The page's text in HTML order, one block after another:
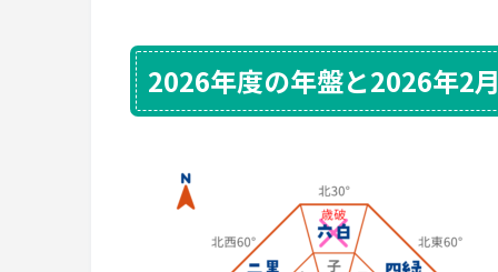
2026年度の年盤と2026年2